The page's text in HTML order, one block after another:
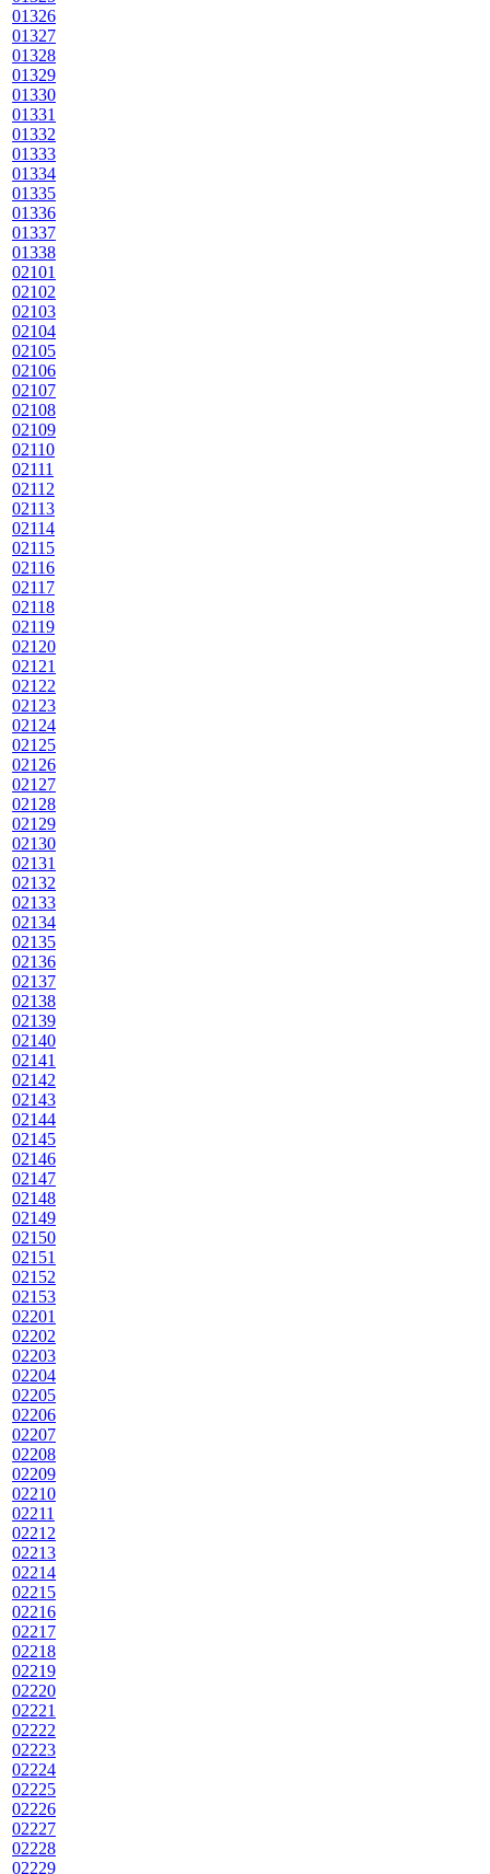
01326
01327
01328
01329
01330
01331
01332
01333
01334
01335
01336
01337
01338
02101
02102
02103
02104
02105
02106
02107
02108
02109
02110
02111
02112
02113
02114
02115
02116
02117
02118
02119
02120
02121
02122
02123
02124
02125
02126
02127
02128
02129
02130
02131
02132
02133
02134
02135
02136
02137
02138
02139
02140
02141
02142
02143
02144
02145
02146
02147
02148
02149
02150
02151
02152
02153
02201
02202
02203
02204
02205
02206
02207
02208
02209
02210
02211
02212
02213
02214
02215
02216
02217
02218
02219
02220
02221
02222
02223
02224
02225
02226
02227
02228
02229